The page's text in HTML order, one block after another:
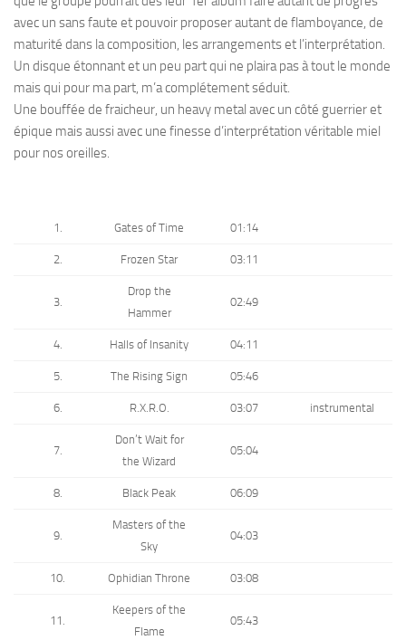
avec un sans faute et pouvoir proposer autant de flamboyance, de
maturité dans la composition, les arrangements et l’interprétation.
Un disque étonnant et un peu part qui ne plaira pas à tout le monde
mais qui pour ma part, m’a complétement séduit.
Une bouffée de fraicheur, un heavy metal avec un côté guerrier et
épique mais aussi avec une finesse d’interprétation véritable miel
pour nos oreilles.
1. Gates of Time 01:14
2. Frozen Star 03:11
3.
Drop the
Hammer
02:49
4. Halls of Insanity 04:11
5. The Rising Sign 05:46
6. R.X.R.O. 03:07 instrumental
7.
Don’t Wait for
the Wizard
05:04
8. Black Peak 06:09
9.
Masters of the
Sky
04:03
10. Ophidian Throne 03:08
11.
Keepers of the
Flame
05:43